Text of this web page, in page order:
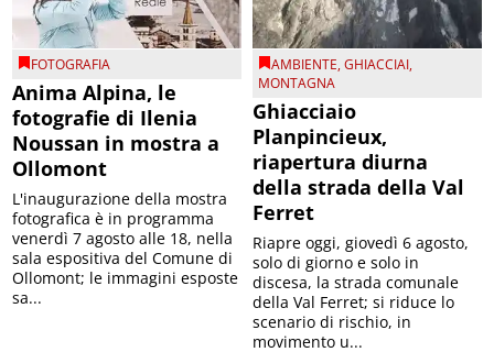
FOTOGRAFIA
Anima Alpina, le
fotografie di Ilenia
Noussan in mostra a
Ollomont
L'inaugurazione della mostra
fotografica è in programma
venerdì 7 agosto alle 18, nella
sala espositiva del Comune di
Ollomont; le immagini esposte
sa...
AMBIENTE,GHIACCIAI,
MONTAGNA
Ghiacciaio
Planpincieux,
riapertura diurna
della strada della Val
Ferret
Riapre oggi, giovedì 6 agosto,
solo di giorno e solo in
discesa, la strada comunale
della Val Ferret; si riduce lo
scenario di rischio, in
movimento u...